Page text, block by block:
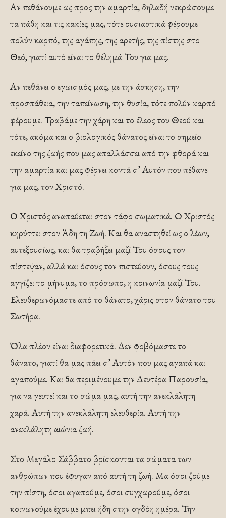
Αν πεθάνουμε ως προς την αμαρτία, δηλαδή νεκρώσουμε
τα πάθη και τις κακίες μας, τότε ουσιαστικά φέρουμε
πολύν καρπό, της αγάπης, της αρετής, της πίστης στο
Θεό, γιατί αυτό είναι το θέλημά Του για μας.
Αν πεθάνει ο εγωισμός μας, με την άσκηση, την
προσπάθεια, την ταπείνωση, την θυσία, τότε πολύν καρπό
φέρουμε. Τραβάμε την χάρη και το έλεος του Θεού και
τότε, ακόμα και ο βιολογικός θάνατος είναι το σημείο
εκείνο της ζωής που μας απαλλάσσει από την φθορά και
την αμαρτία και μας φέρνει κοντά σ’ Αυτόν που πέθανε
για μας, τον Χριστό.
Ο Χριστός αναπαύεται στον τάφο σωματικά. Ο Χριστός
κηρύττει στον Άδη τη Ζωή. Και θα αναστηθεί ως ο λέων,
αυτεξουσίως, και θα τραβήξει μαζί Του όσους τον
πίστεψαν, αλλά και όσους τον πιστεύουν, όσους τους
αγγίζει το μήνυμα, το πρόσωπο, η κοινωνία μαζί Του.
Ελευθερωνόμαστε από το θάνατο, χάρις στον θάνατο του
Σωτήρα.
Όλα πλέον είναι διαφορετικά. Δεν φοβόμαστε το
θάνατο, γιατί θα μας πάει σ’ Αυτόν που μας αγαπά και
αγαπούμε. Και θα περιμένουμε την Δευτέρα Παρουσία,
για να γευτεί και το σώμα μας, αυτή την ανεκλάλητη
χαρά. Αυτή την ανεκλάλητη ελευθερία. Αυτή την
ανεκλάλητη αιώνια ζωή.
Στο Μεγάλο Σάββατο βρίσκονται τα σώματα των
ανθρώπων που έφυγαν από αυτή τη ζωή. Μα όσοι ζούμε
την πίστη, όσοι αγαπούμε, όσοι συγχωρούμε, όσοι
κοινωνούμε έχουμε μπει ήδη στην ογδόη ημέρα. Την